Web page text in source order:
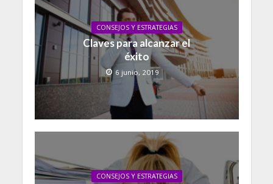
CONSEJOS Y ESTRATEGIAS
Claves para alcanzar el
éxito
6 junio, 2019
CONSEJOS Y ESTRATEGIAS